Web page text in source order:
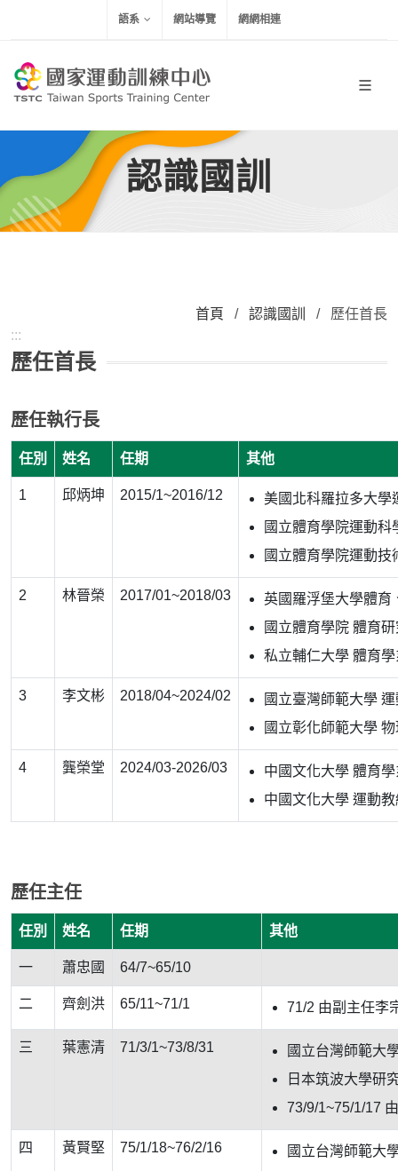
語系 網站導覽 網網相連
認識國訓
首頁 / 認識國訓 / 歷任首長
:::
歷任首長
歷任執行長
任別 姓名 任期 其他
1 邱炳坤 2015/1~2016/12
美國北科羅拉多大學
國立體育學院運動科
國立體育學院運動技
2 林晉榮 2017/01~2018/03
英國羅浮堡大學體育
國立體育學院 體育
私立輔仁大學 體育
3 李文彬 2018/04~2024/02
國立臺灣師範大學
國立彰化師範大學
4 龔榮堂 2024/03-2026/03
中國文化大學 體育
中國文化大學 運動
歷任主任
任別 姓名 任期 其他
一 蕭忠國 64/7~65/10
二 齊劍洪 65/11~71/1 71/2 由副主任李
三 葉憲清 71/3/1~73/8/31
國立台灣師範大
日本筑波大學研
73/9/1~75/1/17
四 黃賢堅 75/1/18~76/2/16
國立台灣師範大